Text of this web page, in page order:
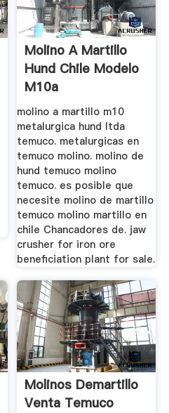
Molino A Martillo
Hund Chile Modelo
M10a
molino a martillo m10
metalurgica hund ltda
temuco. metalurgicas en
temuco molino. molino de
hund temuco molino
temuco. es posible que
necesite molino de martillo
temuco molino martillo en
chile Chancadores de. jaw
crusher for iron ore
beneficiation plant for sale.
Molinos Demartillo
Venta Temuco